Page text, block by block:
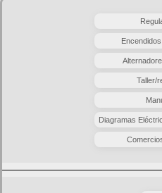
Taller/
Diagramas